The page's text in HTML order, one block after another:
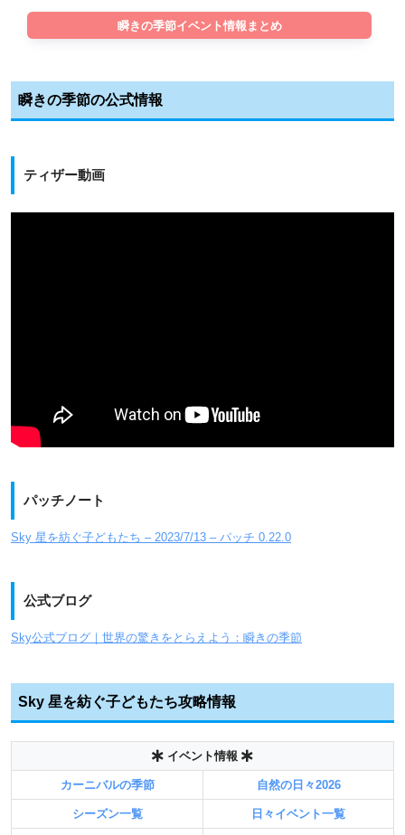
瞬きの季節イベント情報まとめ
瞬きの季節の公式情報
ティザー動画
パッチノート
Sky 星を紡ぐ子どもたち – 2023/7/13 – パッチ 0.22.0
公式ブログ
Sky公式ブログ｜世界の驚きをとらえよう：瞬きの季節
Sky 星を紡ぐ子どもたち攻略情報
イベント情報
カーニバルの季節 自然の日々2026
シーズン一覧 日々イベント一覧